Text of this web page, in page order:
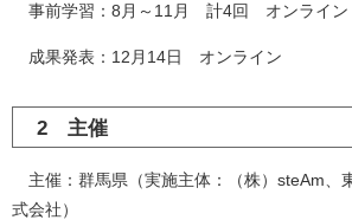
事前学習：8月～11月 計4回 オンライン
成果発表：12月14日 オンライン
2 主催
主催：群馬県（実施主体：（株）steAm、
式会社）